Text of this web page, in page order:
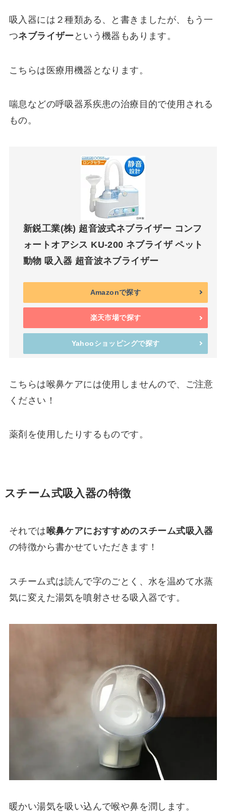
吸入器には２種類ある、と書きましたが、もう一
つネブライザー という機器もあります。
こちらは医療用機器となります。
喘息などの呼吸器系疾患の治療目的で使用される
もの。
新鋭工業(株) 超音波式ネブライザー コンフ
ォートオアシス KU-200 ネブライザ ペット
動物 吸入器 超音波ネブライザー
Amazonで探す
楽天市場で探す
Yahooショッピングで探す
こちらは喉鼻ケアには使用しませんので、ご注意
ください！
薬剤を使用したりするものです。
スチーム式吸入器の特徴
それでは喉鼻ケアにおすすめのスチーム式吸入器
の特徴から書かせていただきます！
スチーム式は読んで字のごとく、水を温めて水蒸
気に変えた湯気を噴射させる吸入器です。
暖かい湯気を吸い込んで喉や鼻を潤します。